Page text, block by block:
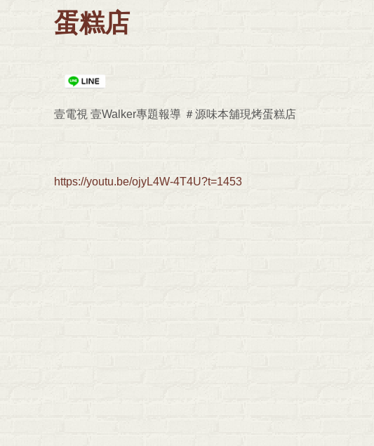
蛋糕店
壹電視 壹Walker專題報導 ＃源味本舖現烤蛋糕店
https://youtu.be/ojyL4W-4T4U?t=1453